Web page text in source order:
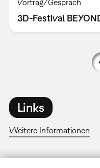
Vortrag/Gespräch
3D-Festival
Links
Weitere Informationen